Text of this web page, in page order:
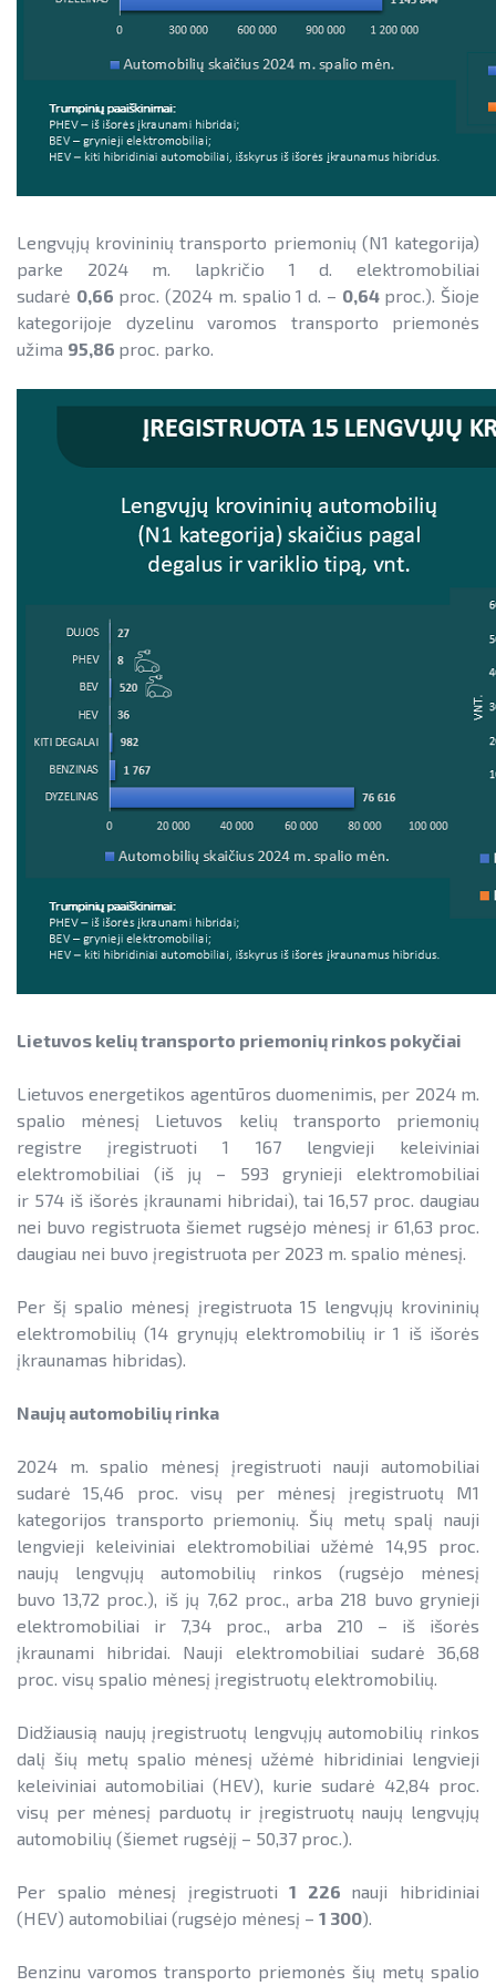
Lengvųjų krovininių transporto priemonių (N1 kategorija)
parke 2024 m. lapkričio 1 d. elektromobiliai
sudarė 0,66 proc. (2024 m. spalio 1 d. – 0,64proc.). Šioje
kategorijoje dyzelinu varomos transporto priemonės
užima 95,86 proc. parko.
Lietuvos kelių transporto priemonių rinkos pokyčiai
Lietuvos energetikos agentūros duomenimis, per 2024 m.
spalio mėnesį Lietuvos kelių transporto priemonių
registre įregistruoti 1 167 lengvieji keleiviniai
elektromobiliai (iš jų – 593 grynieji elektromobiliai
ir 574 iš išorės įkraunami hibridai), tai 16,57 proc. daugiau
nei buvo registruota šiemet rugsėjo mėnesį ir 61,63 proc.
daugiau nei buvo įregistruota per 2023 m. spalio mėnesį.
Per šį spalio mėnesį įregistruota 15 lengvųjų krovininių
elektromobilių (14 grynųjų elektromobilių ir 1 iš išorės
įkraunamas hibridas).
Naujų automobilių rinka
2024 m. spalio mėnesį įregistruoti nauji automobiliai
sudarė 15,46 proc. visų per mėnesį įregistruotų M1
kategorijos transporto priemonių. Šių metų spalį nauji
lengvieji keleiviniai elektromobiliai užėmė 14,95 proc.
naujų lengvųjų automobilių rinkos (rugsėjo mėnesį
buvo 13,72 proc.), iš jų 7,62 proc., arba 218 buvo grynieji
elektromobiliai ir 7,34 proc., arba 210 – iš išorės
įkraunami hibridai. Nauji elektromobiliai sudarė 36,68
proc. visų spalio mėnesį įregistruotų elektromobilių.
Didžiausią naujų įregistruotų lengvųjų automobilių rinkos
dalį šių metų spalio mėnesį užėmė hibridiniai lengvieji
keleiviniai automobiliai (HEV), kurie sudarė 42,84 proc.
visų per mėnesį parduotų ir įregistruotų naujų lengvųjų
automobilių (šiemet rugsėjį – 50,37 proc.).
Per spalio mėnesį įregistruoti1 226 nauji hibridiniai
(HEV) automobiliai (rugsėjo mėnesį – 1 300).
Benzinu varomos transporto priemonės šių metų spalio